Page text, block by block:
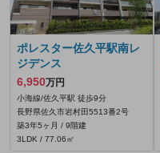
ポレスター佐久平駅南レ
ジデンス
6,950万円
小海線/佐久平駅 徒歩9分
長野県佐久市岩村田5513番2号
築3年5ヶ月 / 9階建
3LDK / 77.06㎡